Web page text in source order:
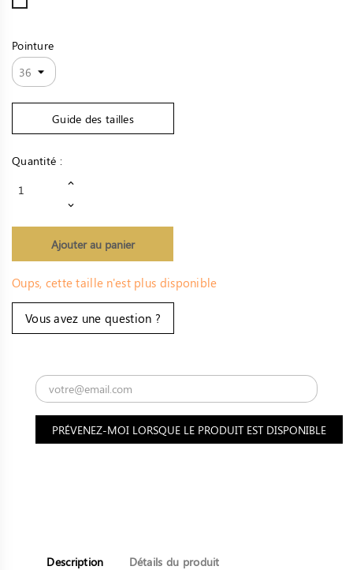
Pointure
Guide des tailles
Quantité :
Ajouter au panier
Oups, cette taille n'est plus disponible
Vous avez une question ?
PRÉVENEZ-MOI LORSQUE LE PRODUIT EST DISPONIBLE
Description Détails du produit